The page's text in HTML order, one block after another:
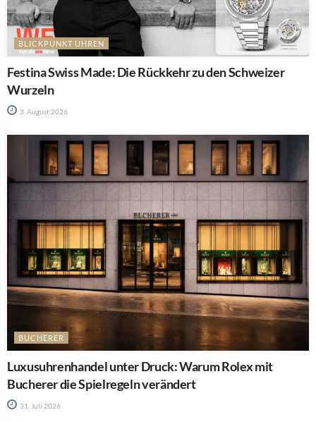
BLICKPUNKT UHREN
Festina Swiss Made: Die Rückkehr zu den Schweizer
Wurzeln
3. August 2026
BUCHERER
Luxusuhrenhandel unter Druck: Warum Rolex mit
Bucherer die Spielregeln verändert
31. Juli 2026